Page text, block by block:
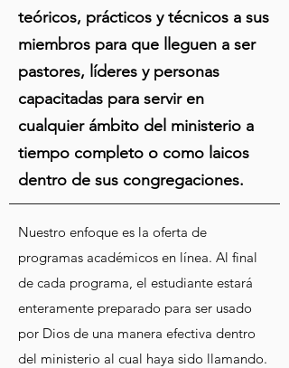
teóricos, prácticos y técnicos a sus
miembros para que lleguen a ser
pastores, líderes y personas
capacitadas para servir en
cualquier ámbito del ministerio a
tiempo completo o como laicos
dentro de sus congregaciones.
Nuestro enfoque es la oferta de
programas académicos en línea. Al final
de cada programa, el estudiante estará
enteramente preparado para ser usado
por Dios de una manera efectiva dentro
del ministerio al cual haya sido llamando.